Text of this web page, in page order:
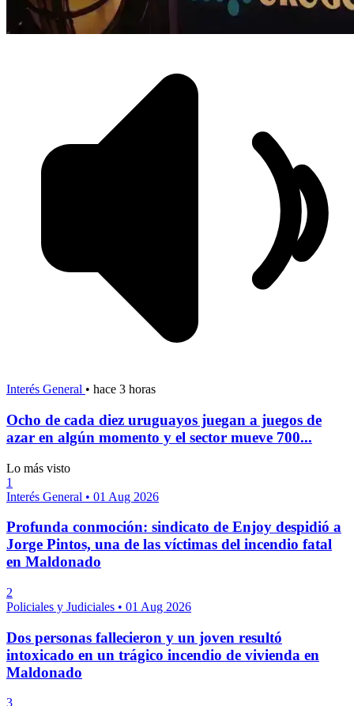
Interés General • hace 3 horas
Ocho de cada diez uruguayos juegan a juegos de
azar en algún momento y el sector mueve 700...
Lo más visto
1
Interés General • 01 Aug 2026
Profunda conmoción: sindicato de Enjoy despidió a
Jorge Pintos, una de las víctimas del incendio fatal
en Maldonado
2
Policiales y Judiciales • 01 Aug 2026
Dos personas fallecieron y un joven resultó
intoxicado en un trágico incendio de vivienda en
Maldonado
3